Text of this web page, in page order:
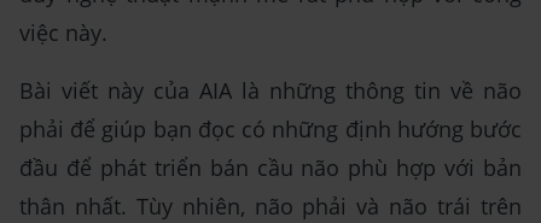
việc này.
Bài viết này của AIA là những thông tin về não
phải để giúp bạn đọc có những định hướng bước
đầu để phát triển bán cầu não phù hợp với bản
thân nhất. Tùy nhiên, não phải và não trái trên